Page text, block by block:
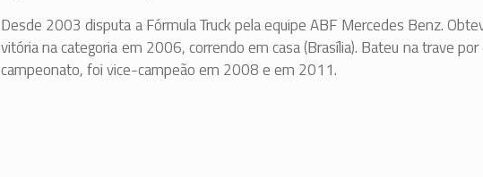
Desde 2003 disputa a Fórmula Truck pela equipe ABF Mercedes Benz.
vitória na categoria em 2006, correndo em casa (Brasília). Bateu na trave
campeonato, foi vice-campeão em 2008 e em 2011.